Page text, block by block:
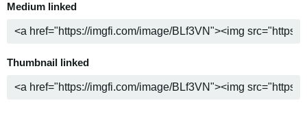
Medium linked
Thumbnail linked